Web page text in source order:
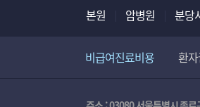
본원 암병원 분당
비급여진료비용 환